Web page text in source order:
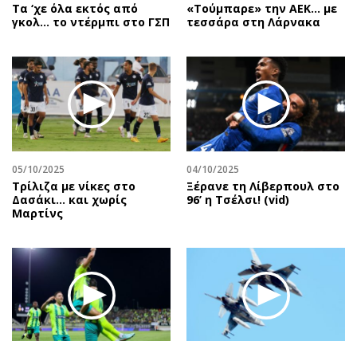
Τα ‘χε όλα εκτός από
γκολ… το ντέρμπι στο ΓΣΠ
«Τούμπαρε» την ΑΕΚ… με
τεσσάρα στη Λάρνακα
05/10/2025
Τρίλιζα με νίκες στο
Δασάκι… και χωρίς
Μαρτίνς
04/10/2025
Ξέρανε τη Λίβερπουλ στο
96’ η Τσέλσι! (vid)